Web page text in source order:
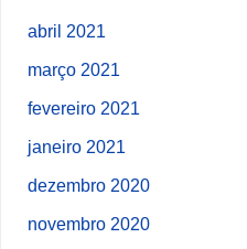
abril 2021
março 2021
fevereiro 2021
janeiro 2021
dezembro 2020
novembro 2020